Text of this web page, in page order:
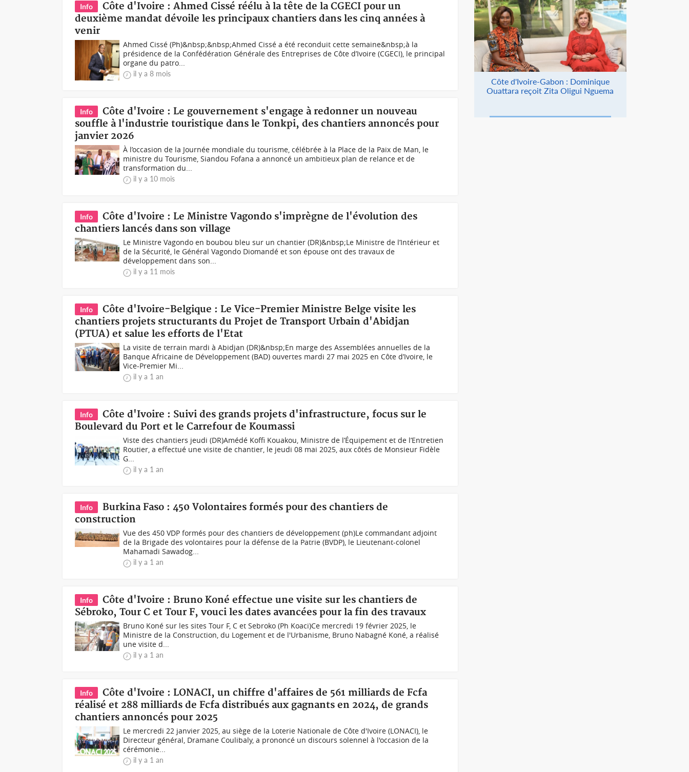
Info
Côte d'Ivoire : Ahmed Cissé réélu à la tête de la CGECI pour un
deuxième mandat dévoile les principaux chantiers dans les cinq années à
venir
Ahmed Cissé (Ph)&nbsp;&nbsp;Ahmed Cissé a été reconduit cette semaine&nbsp;à la
présidence de la Confédération Générale des Entreprises de Côte d’Ivoire (CGECI), le principal
organe du patro...
il y a 8 mois
Info
Côte d'Ivoire : Le gouvernement s'engage à redonner un nouveau
souffle à l'industrie touristique dans le Tonkpi, des chantiers annoncés pour
janvier 2026
À l’occasion de la Journée mondiale du tourisme, célébrée à la Place de la Paix de Man, le
ministre du Tourisme, Siandou Fofana a annoncé un ambitieux plan de relance et de
transformation du...
il y a 10 mois
Info
Côte d'Ivoire : Le Ministre Vagondo s'imprègne de l'évolution des
chantiers lancés dans son village
Le Ministre Vagondo en boubou bleu sur un chantier (DR)&nbsp;Le Ministre de l’Intérieur et
de la Sécurité, le Général Vagondo Diomandé et son épouse ont des travaux de
développement dans son...
il y a 11 mois
Info
Côte d'Ivoire-Belgique : Le Vice-Premier Ministre Belge visite les
chantiers projets structurants du Projet de Transport Urbain d'Abidjan
(PTUA) et salue les efforts de l'Etat
La visite de terrain mardi à Abidjan (DR)&nbsp;En marge des Assemblées annuelles de la
Banque Africaine de Développement (BAD) ouvertes mardi 27 mai 2025 en Côte d’Ivoire, le
Vice-Premier Mi...
il y a 1 an
Info
Côte d'Ivoire : Suivi des grands projets d'infrastructure, focus sur le
Boulevard du Port et le Carrefour de Koumassi
Viste des chantiers jeudi (DR)Amédé Koffi Kouakou, Ministre de l’Équipement et de l’Entretien
Routier, a effectué une visite de chantier, le jeudi 08 mai 2025, aux côtés de Monsieur Fidèle
G...
il y a 1 an
Info
Burkina Faso : 450 Volontaires formés pour des chantiers de
construction
Vue des 450 VDP formés pour des chantiers de développement (ph)Le commandant adjoint
de la Brigade des volontaires pour la défense de la Patrie (BVDP), le Lieutenant-colonel
Mahamadi Sawadog...
il y a 1 an
Info
Côte d'Ivoire : Bruno Koné effectue une visite sur les chantiers de
Sébroko, Tour C et Tour F, vouci les dates avancées pour la fin des travaux
Bruno Koné sur les sites Tour F, C et Sebroko (Ph Koaci)Ce mercredi 19 février 2025, le
Ministre de la Construction, du Logement et de l'Urbanisme, Bruno Nabagné Koné, a réalisé
une visite d...
il y a 1 an
Info
Côte d'Ivoire : LONACI, un chiffre d'affaires de 561 milliards de Fcfa
réalisé et 288 milliards de Fcfa distribués aux gagnants en 2024, de grands
chantiers annoncés pour 2025
Le mercredi 22 janvier 2025, au siège de la Loterie Nationale de Côte d'Ivoire (LONACI), le
Directeur général, Dramane Coulibaly, a prononcé un discours solennel à l'occasion de la
cérémonie...
il y a 1 an
Côte d'Ivoire-Gabon : Dominique
Ouattara reçoit Zita Oligui Nguema